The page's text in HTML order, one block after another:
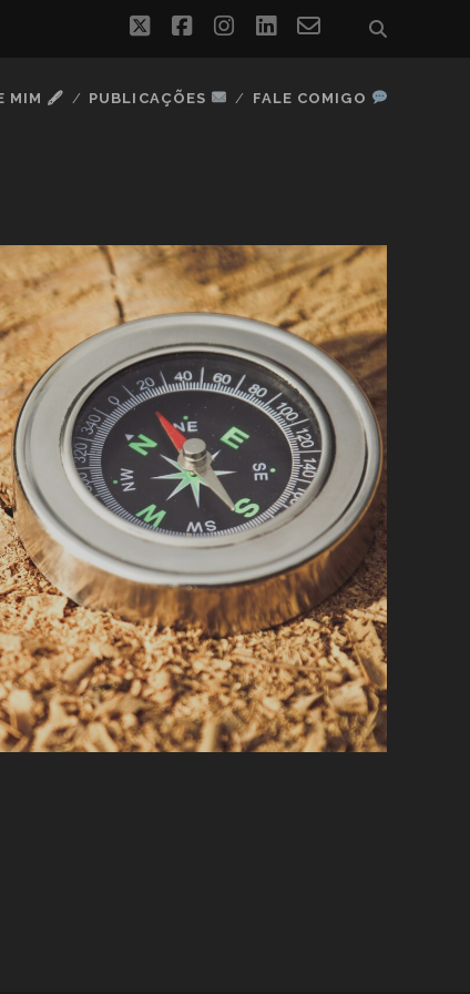
twitterfacebookinstagram
linkedinemail-
MIM 🖋 PUBLICAÇÕES FALE COMIGO